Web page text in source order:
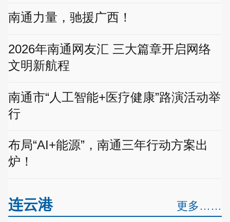
南通力量，驰援广西！
2026年南通网友汇 三大篇章开启网络
文明新航程
南通市“人工智能+医疗健康”路演活动举
行
布局“AI+能源”，南通三年行动方案出
炉！
更多……
连云港